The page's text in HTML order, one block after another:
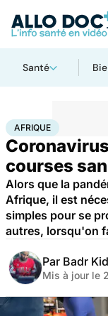
Santé
AccueilSanté
AFRIQUE
courses
Alors que la
Afrique, il est
simples pour se
autres, lorsqu'on
Par Badr
Mis à jour le